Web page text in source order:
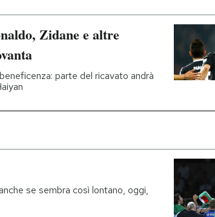
Zidane e altre
parte del ricavato andrà
se sembra così lontano, oggi,